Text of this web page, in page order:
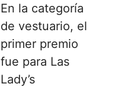
En la categoría
de vestuario, el
primer premio
fue para Las
Lady’s